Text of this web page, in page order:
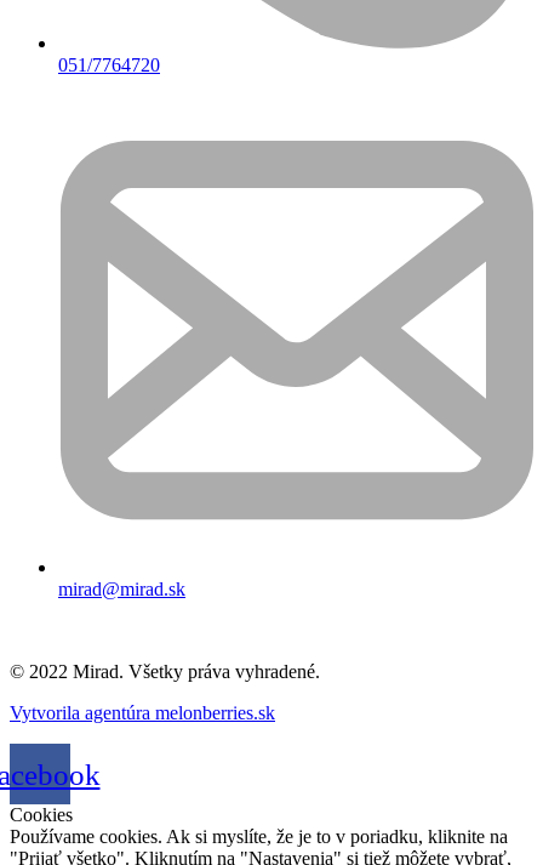
051/7764720
mirad@mirad.sk
© 2022 Mirad. Všetky práva vyhradené.
Vytvorila agentúra melonberries.sk
Cookies
Používame cookies. Ak si myslíte, že je to v poriadku, kliknite na
"Prijať všetko". Kliknutím na "Nastavenia" si tiež môžete vybrať,